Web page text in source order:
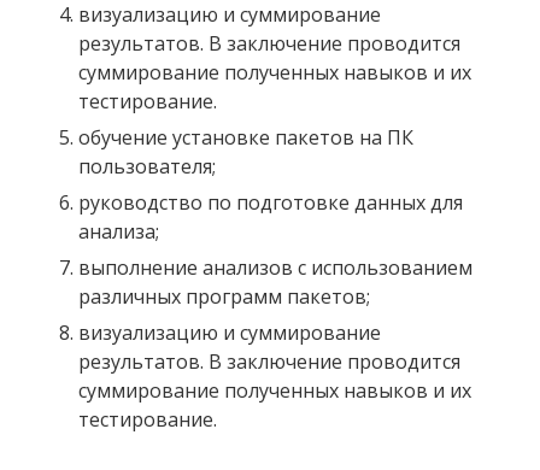
визуализацию и суммирование
результатов. В заключение проводится
суммирование полученных навыков и их
тестирование.
обучение установке пакетов на ПК
пользователя;
руководство по подготовке данных для
анализа;
выполнение анализов с использованием
различных программ пакетов;
визуализацию и суммирование
результатов. В заключение проводится
суммирование полученных навыков и их
тестирование.